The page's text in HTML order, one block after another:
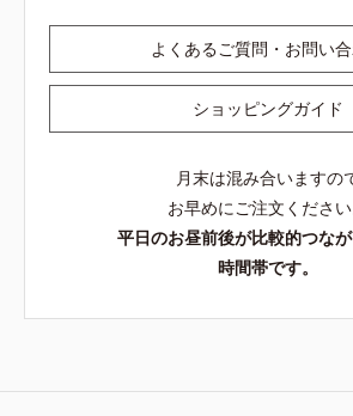
よくあるご質問・お問い
ショッピングガイド
月末は混み合いますの
お早めにご注文ください
平日のお昼前後が比較的つな
時間帯です。